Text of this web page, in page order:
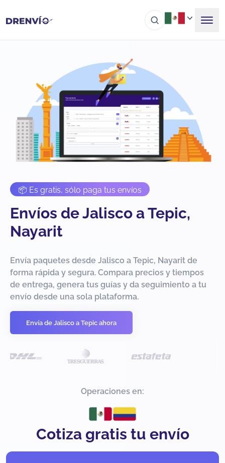
📦 Es gratis, sólo paga tus envíos
Envíos de Jalisco a Tepic,
Nayarit
Envía paquetes desde Jalisco a Tepic, Nayarit de
forma rápida y segura. Compara precios y tiempos
de entrega, genera tus guías y da seguimiento a tu
envío desde una sola plataforma.
Envía de Jalisco a Tepic ahora
Operaciones en:
Cotiza gratis tu envío